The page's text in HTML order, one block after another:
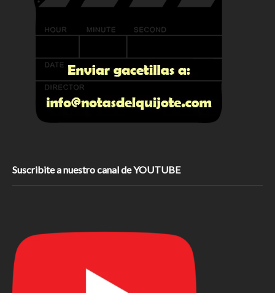
Suscribite a nuestro canal de YOUTUBE